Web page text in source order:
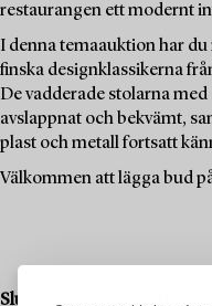
restaurangen ett modernt
I denna temaauktion har
finska designklassikerna
De vadderade stolarna
avslappnat och bekvämt,
plast och metall fortsatt
Välkommen att lägga bud
Slutinlämning pågår till vår